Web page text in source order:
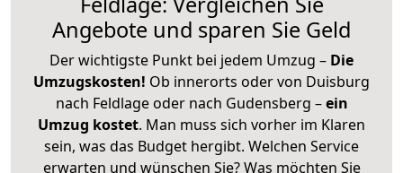
Angebote und sparen Sie Geld
Der wichtigste Punkt bei jedem Umzug – Die
Umzugskosten! Ob innerorts oder von Duisburg
nach Feldlage oder nach Gudensberg –ein
Umzug kostet. Man muss sich vorher im Klaren
sein, was das Budget hergibt. Welchen Service
erwarten und wünschen Sie? Was möchten Sie